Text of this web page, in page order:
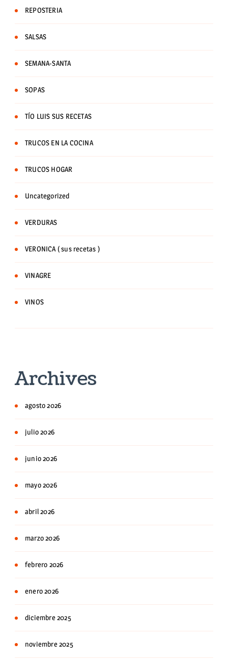
REPOSTERIA
SALSAS
SEMANA-SANTA
SOPAS
TÍO LUIS SUS RECETAS
TRUCOS EN LA COCINA
TRUCOS HOGAR
Uncategorized
VERDURAS
VERONICA ( sus recetas )
VINAGRE
VINOS
Archives
agosto 2026
julio 2026
junio 2026
mayo 2026
abril 2026
marzo 2026
febrero 2026
enero 2026
diciembre 2025
noviembre 2025